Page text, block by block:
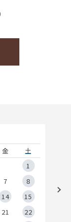
金
土
1
7
8
14
15
21
22